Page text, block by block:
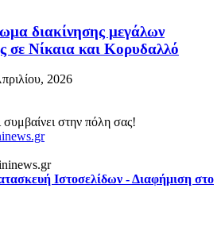
διακίνησης μεγάλων
σε Νίκαια και Κορυδαλλό
2026
συμβαίνει στην πόλη σας!
Ιστοσελίδων - Διαφήμιση στο